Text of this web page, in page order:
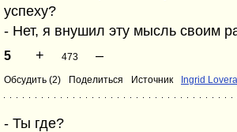
успеху?
- Нет, я внушил эту мысль своим
5 + 473 –
Обсудить (2) Поделиться Источник Ingrid Lovera
- Ты где?